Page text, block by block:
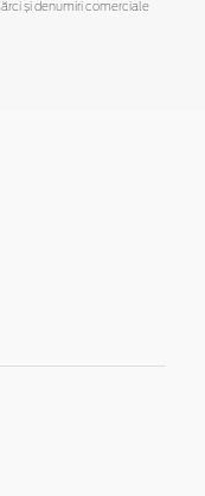
și denumiri comerciale